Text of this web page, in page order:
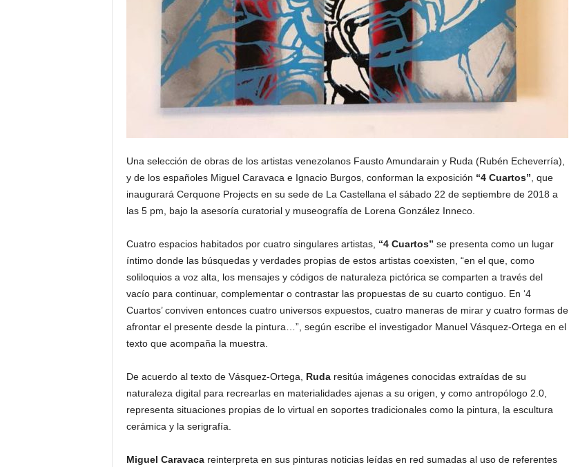
Una selección de obras de los artistas venezolanos Fausto Amundarain y Ruda (Rubén Echeverría),
y de los españoles Miguel Caravaca e Ignacio Burgos, conforman la exposición “4 Cuartos” , que
inaugurará Cerquone Projects en su sede de La Castellana el sábado 22 de septiembre de 2018 a
las 5 pm, bajo la asesoría curatorial y museografía de Lorena González Inneco.
Cuatro espacios habitados por cuatro singulares artistas, “4 Cuartos” se presenta como un lugar
íntimo donde las búsquedas y verdades propias de estos artistas coexisten, “en el que, como
soliloquios a voz alta, los mensajes y códigos de naturaleza pictórica se comparten a través del
vacío para continuar, complementar o contrastar las propuestas de su cuarto contiguo. En ‘4
Cuartos’ conviven entonces cuatro universos expuestos, cuatro maneras de mirar y cuatro formas de
afrontar el presente desde la pintura…”, según escribe el investigador Manuel Vásquez-Ortega en el
texto que acompaña la muestra.
De acuerdo al texto de Vásquez-Ortega, Rudaresitúa imágenes conocidas extraídas de su
naturaleza digital para recrearlas en materialidades ajenas a su origen, y como antropólogo 2.0,
representa situaciones propias de lo virtual en soportes tradicionales como la pintura, la escultura
cerámica y la serigrafía.
Miguel Caravacareinterpreta en sus pinturas noticias leídas en red sumadas al uso de referentes